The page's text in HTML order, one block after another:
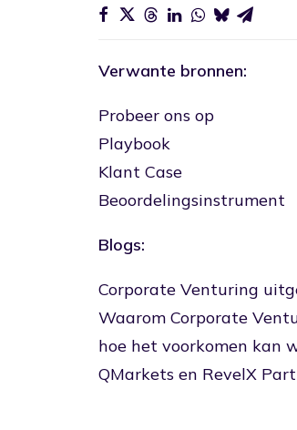
Verwante bronnen:
Probeer ons op
Playbook
Klant Case
Beoordelingsinstrument
Blogs:
Corporate Venturing
Waarom Corporate
hoe het voorkomen kan
QMarkets en RevelX